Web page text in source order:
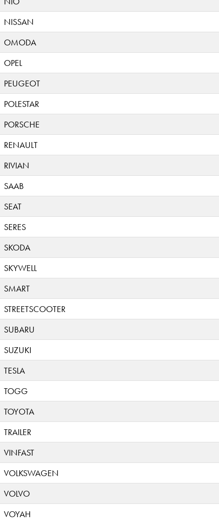
NISSAN
OMODA
OPEL
PEUGEOT
POLESTAR
PORSCHE
RENAULT
RIVIAN
SAAB
SEAT
SERES
SKODA
SKYWELL
SMART
STREETSCOOTER
SUBARU
SUZUKI
TESLA
TOGG
TOYOTA
TRAILER
VINFAST
VOLKSWAGEN
VOLVO
VOYAH